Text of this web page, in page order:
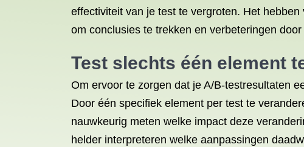
effectiviteit van je test te vergroten. Het
om conclusies te trekken en verbeteringen
Test slechts één element
Om ervoor te zorgen dat je A/B-testresultaten
Door één specifiek element per test te
nauwkeurig meten welke impact deze
helder interpreteren welke aanpassingen